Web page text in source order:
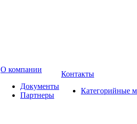
О компании
Документы
Партнеры
Контакты
Категорийные